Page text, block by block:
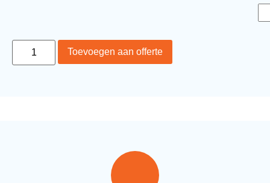
Toevoegen aan offerte